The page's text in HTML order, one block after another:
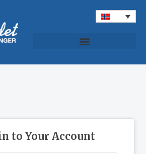
to Your Account